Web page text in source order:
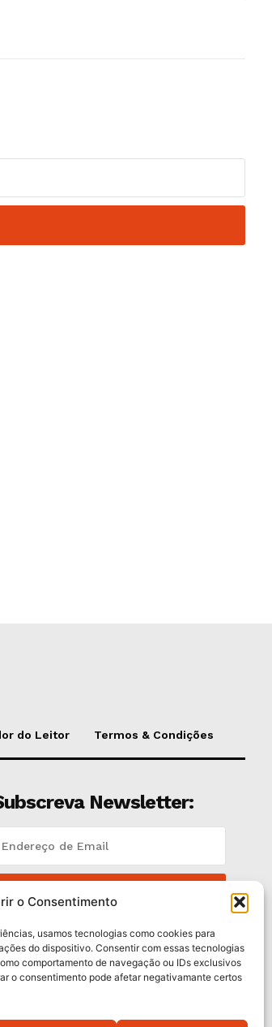
o Consentimento
usamos tecnologias como cookies para
do dispositivo. Consentir com essas tecnologias
comportamento de navegação ou IDs exclusivos
o consentimento pode afetar negativamante certos
do Leitor Termos & Condições
Newsletter:
Li e aceito aPolítica de Privacidade .